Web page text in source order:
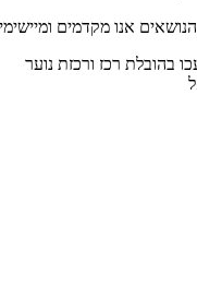
הנושאים אנו מקדמים
בהובלת רכז ורכזת נוער